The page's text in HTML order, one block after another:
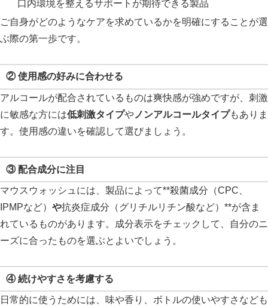
口内環境を整えるサポートが期待できる製品
ご自身がどのようなケアを求めているかを明確にすることが選
ぶ際の第一歩です。
② 使用感の好みに合わせる
アルコールが配合されているものは爽快感が強めですが、刺激
に敏感な方には低刺激タイプや ノンアルコールタイプもありま
す。使用感の違いを確認して選びましょう。
③ 配合成分に注目
マウスウォッシュには、製品によって**殺菌成分（CPC、
IPMPなど） や抗炎症成分（グリチルリチン酸など）**が含ま
れているものがあります。成分表示をチェックして、自分のニ
ーズに合ったものを選ぶとよいでしょう。
④ 続けやすさを考慮する
日常的に使うためには、味や香り、ボトルの使いやすさなども